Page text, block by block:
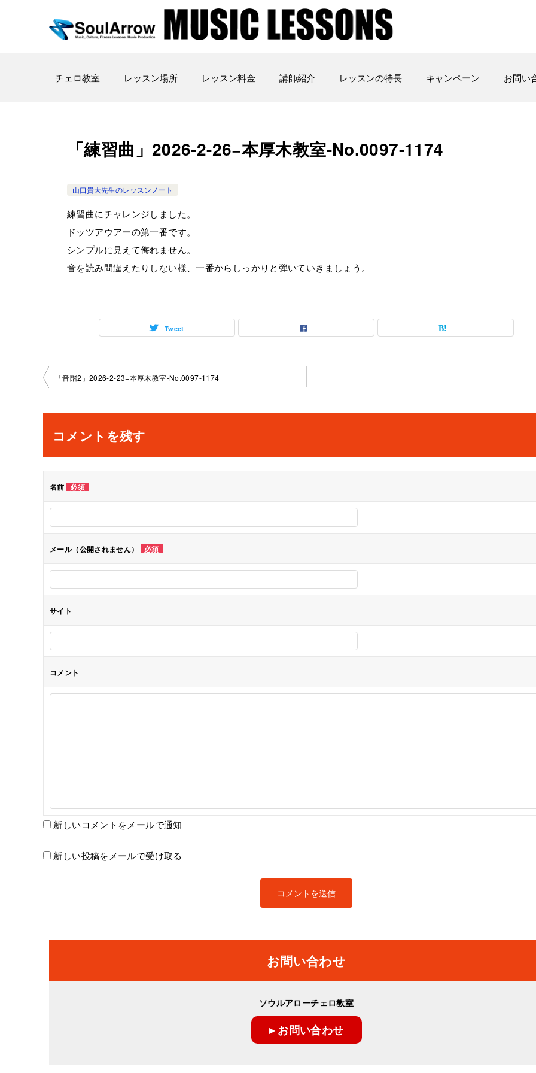
チェロ教室 レッスン場所 レッスン料金 講師紹介 レッスンの特長 キャンペーン お問い
「練習曲」2026-2-26−本厚木教室-No.0097-1174
山口貴大先生のレッスンノート
練習曲にチャレンジしました。
ドッツアウアーの第一番です。
シンプルに見えて侮れません。
音を読み間違えたりしない様、一番からしっかりと弾いていきましょう。
Tweet
投
ナ
ビ
ゲ
ー
シ
ョ
「音階2」2026-2-23−本厚木教室-No.0097-1174
コメントを残す
名前 必須
メール（公開されません） 必須
サイト
コメント
新しいコメントをメールで通知
新しい投稿をメールで受け取る
お問い合わせ
ソウルアローチェロ教室
▸ お問い合わせ